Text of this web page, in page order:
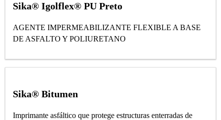
Sika® Igolflex® PU Preto
AGENTE IMPERMEABILIZANTE FLEXIBLE A BASE
DE ASFALTO Y POLIURETANO
Sika® Bitumen
Imprimante asfáltico que protege estructuras enterradas de